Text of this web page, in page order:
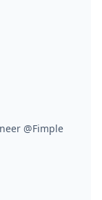
@Fimple